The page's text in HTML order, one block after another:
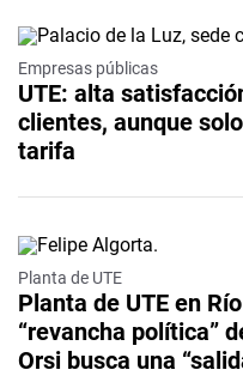
Empresas públicas
UTE: alta
clientes, aunque
tarifa
Planta de UTE
Planta de UTE en
“revancha política”
Orsi busca una